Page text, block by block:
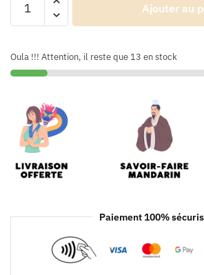
Ajouter au
Oula !!! Attention, il reste que 13 en stock
Paiement 100%